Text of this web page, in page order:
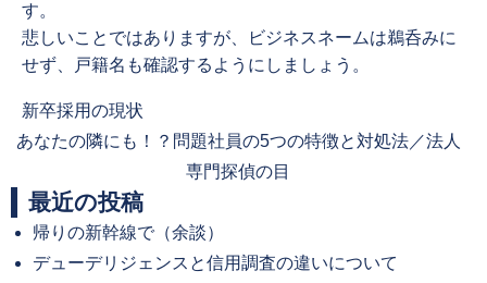
す。
悲しいことではありますが、ビジネスネームは鵜呑みに
せず、戸籍名も確認するようにしましょう。
Previous
post:
新卒採用の現状
Next
あなたの隣にも！？問題社員の5つの特徴と対処法／法人
専門探偵の目
最近の投稿
帰りの新幹線で（余談）
デューデリジェンスと信用調査の違いについて